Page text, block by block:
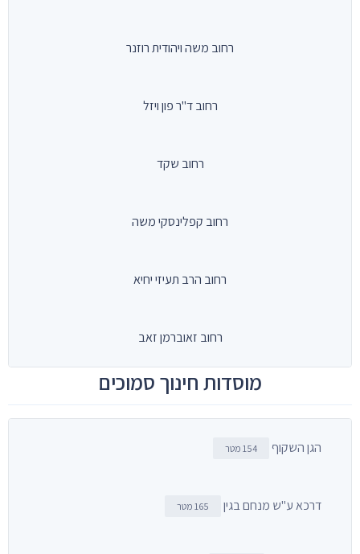
רחוב משה ויהודית רוזנר
רחוב ד"ר פון ויזל
רחוב שקד
רחוב קפלינסקי משה
רחוב הרב תעיזי יחיא
רחוב זאוברמן זאב
מוסדות חינוך סמוכים
הגן השקוף 154 מטר
דרכא ע"ש מנחם בגין 165 מטר